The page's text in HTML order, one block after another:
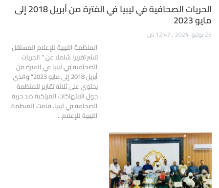
الحريات الصحافية في ليبيا في الفترة من أبريل 2018 إلى
مايو 2023
25 يوليو، 2024 , 12:47 ص
المنظمة الليبية للإعلام المستقل
تنشر تقريرا شاملا عن " الحريات
الصحافية في ليبيا في الفترة من
أبريل 2018 إلى مايو 2023" والذي
يحتوي على ثلاثة تقارير للمنظمة
حول الانتهاكات المرتكبة ضد حرية
الصحافة في ليبيا. قامت المنظمة
الليبية للإعلام…